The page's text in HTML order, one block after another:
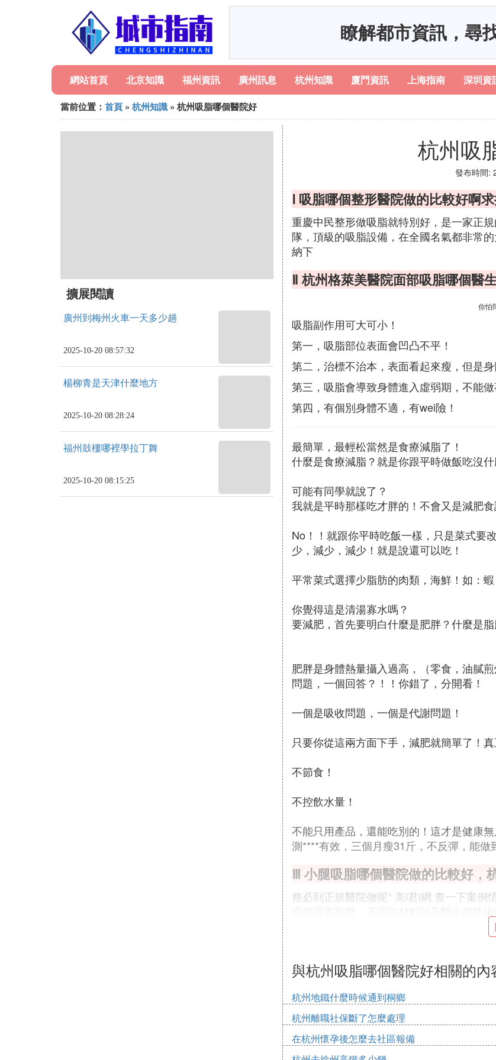
瞭解都市資訊，尋
網站首頁 北京知識 福州資訊 廣州訊息 杭州知識 廈門資訊 上海指南 深圳資
當前位置： 首頁 » 杭州知識 » 杭州吸脂哪個醫院好
擴展閱讀
廣州到梅州火車一天多少趟
2025-10-20 08:57:32
楊柳青是天津什麼地方
2025-10-20 08:28:24
福州鼓樓哪裡學拉丁舞
2025-10-20 08:15:25
杭州吸
發布時間:
Ⅰ 吸脂哪個整形醫院做的比較好啊
重慶中民整形做吸脂就特別好，是一家正
隊，頂級的吸脂設備，在全國名氣都非常
納下
Ⅱ 杭州格萊美醫院面部吸脂哪個醫
你怕
吸脂副作用可大可小！
第一，吸脂部位表面會凹凸不平！
第二，治標不治本，表面看起來瘦，但是
第三，吸脂會導致身體進入虛弱期，不能做
第四，有個別身體不適，有wei險！
最簡單，最輕松當然是食療減脂了！
什麼是食療減脂？就是你跟平時做飯吃沒
可能有同學就說了？
我就是平時那樣吃才胖的！不會又是減肥
No！！就跟你平時吃飯一樣，只是菜式要
少，減少，減少！就是說還可以吃！
平常菜式選擇少脂肪的肉類，海鮮！如：
你覺得這是清湯寡水嗎？
要減肥，首先要明白什麼是肥胖？什麼是脂
肥胖是身體熱量攝入過高，（零食，油膩
問題，一個回答？！！你錯了，分開看！
一個是吸收問題，一個是代謝問題！
只要你從這兩方面下手，減肥就簡單了！
不節食！
不控飲水量！
不能只用產品，還能吃別的！這才是健康
測****有效，三個月瘦31斤，不反彈，能做
Ⅲ 小腿吸脂哪個醫院做的比較好，
務必到正規醫院做呢° 美l君l網 查一下案
灰姑娘不是生來就是公主，而是因為穿上
Ⅳ 杭州格萊美和藝星做吸脂哪個
可以你找正規點的醫院治療。 可以看看
麼的，主要是要認清他們的實力， 萬不可
美的時候是對於自己一份精神上的安慰還
升自己是好的，可不要為了取悅別人。*看
與杭州吸脂哪個醫院好相關的內
杭州地鐵什麼時候通到桐鄉
杭州離職社保斷了怎麼處理
在杭州懷孕後怎麼去社區報備